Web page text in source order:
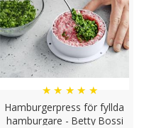
Hamburgerpress för fyllda
hamburgare - Betty Bossi
★ ★ ★ ★ ★